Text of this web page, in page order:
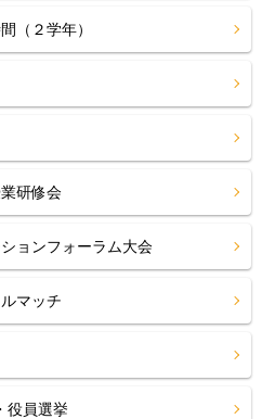
（２学年）
研修会
ョンフォーラム大会
マッチ
役員選挙